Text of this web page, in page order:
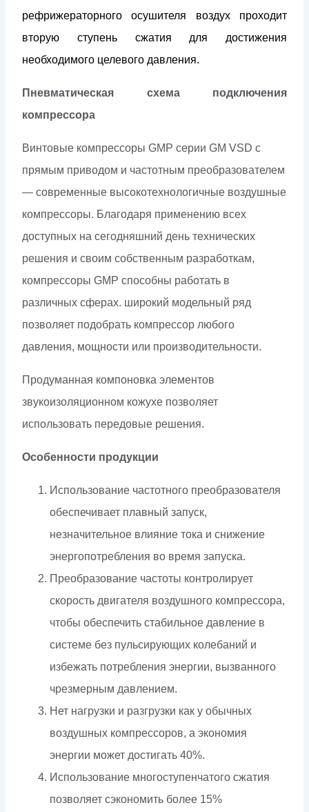
рефрижераторного осушителя воздух проходит
вторую ступень сжатия для достижения
необходимого целевого давления.
Пневматическая схема подключения
компрессора
Винтовые компрессоры GMP серии GM VSD с
прямым приводом и частотным преобразователем
— современные высокотехнологичные воздушные
компрессоры. Благодаря применению всех
доступных на сегодняшний день технических
решения и своим собственным разработкам,
компрессоры GMP способны работать в
различных сферах. широкий модельный ряд
позволяет подобрать компрессор любого
давления, мощности или производительности.
Продуманная компоновка элементов
звукоизоляционном кожухе позволяет
использовать передовые решения.
Особенности продукции
Использование частотного преобразователя
обеспечивает плавный запуск,
незначительное влияние тока и снижение
энергопотребления во время запуска.
Преобразование частоты контролирует
скорость двигателя воздушного компрессора,
чтобы обеспечить стабильное давление в
системе без пульсирующих колебаний и
избежать потребления энергии, вызванного
чрезмерным давлением.
Нет нагрузки и разгрузки как у обычных
воздушных компрессоров, а экономия
энергии может достигать 40%.
Использование многоступенчатого сжатия
позволяет сэкономить более 15%